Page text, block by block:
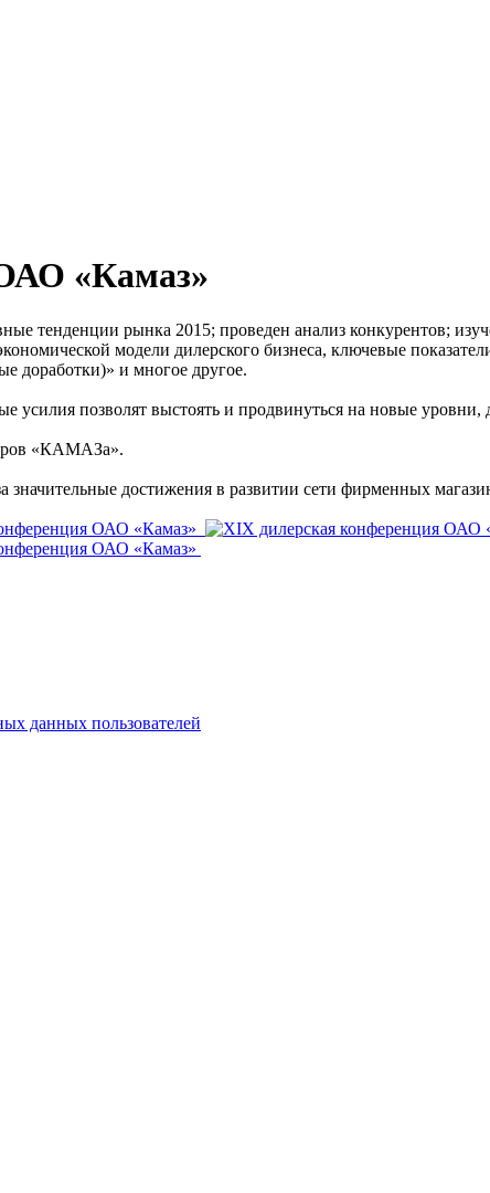
«Камаз»
тенденции рынка 2015; проведен анализ конкурентов;
модели дилерского бизнеса, ключевые
доработки)» и многое другое.
усилия позволят выстоять и продвинуться на новые
«КАМАЗа».
достижения в развитии сети фирменных
ОАО «Камаз»
ОАО «Камаз»
данных пользователей